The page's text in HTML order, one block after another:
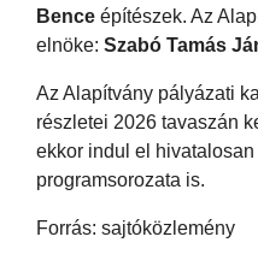
Bence építészek. Az
elnöke: Szabó Tamás
Az Alapítvány pályázati
részletei 2026 tavaszán
ekkor indul el
programsorozata is.
Forrás: sajtóközlemény